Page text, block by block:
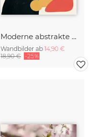
Moderne abstrakte Kunst
Wandbilder ab 14,90 €
18,90 € -25%